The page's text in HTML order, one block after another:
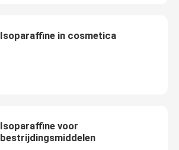
Isoparaffine in cosmetica
Isoparaffine voor
bestrijdingsmiddelen